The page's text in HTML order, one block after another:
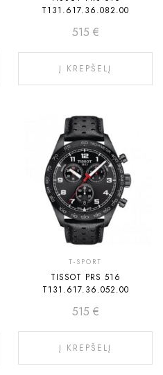
T131.617.36.082.00
515 €
Į KREPŠELĮ
T-SPORT
TISSOT PRS 516
T131.617.36.052.00
515 €
Į KREPŠELĮ